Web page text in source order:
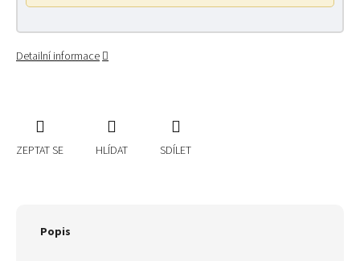
Detailní informace
ZEPTAT SE HLÍDAT SDÍLET
Popis